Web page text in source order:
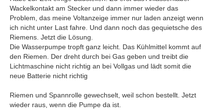
Wackelkontakt am Stecker und dann immer wieder das
Problem, das meine Voltanzeige immer nur laden anzeigt wenn
ich nicht unter Last fahre. Und dann noch das gequietsche des
Riemens. Jetzt die Lösung.
Die Wasserpumpe tropft ganz leicht. Das Kühlmittel kommt auf
den Riemen. Der dreht durch bei Gas geben und treibt die
Lichtmaschine nicht richtig an bei Vollgas und lädt somit die
neue Batterie nicht richtig
Riemen und Spannrolle gewechselt, weil schon bestellt. Jetzt
wieder raus, wenn die Pumpe da ist.